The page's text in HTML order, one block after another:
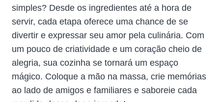
simples? Desde os ingredientes até a hora de
servir, cada etapa oferece uma chance de se
divertir e expressar seu amor pela culinária. Com
um pouco de criatividade e um coração cheio de
alegria, sua cozinha se tornará um espaço
mágico. Coloque a mão na massa, crie memórias
ao lado de amigos e familiares e saboreie cada